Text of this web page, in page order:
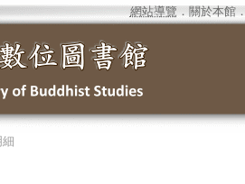
網站導覽 ． 關於本館．